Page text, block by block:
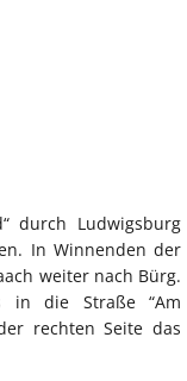
durch Ludwigsburg
In Winnenden der
weiter nach Bürg.
in die Straße “Am
rechten Seite das